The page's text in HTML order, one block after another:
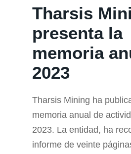
Tharsis
presenta la
memoria
2023
Tharsis Mining ha
memoria anual de
2023. La entidad, ha
informe de veinte